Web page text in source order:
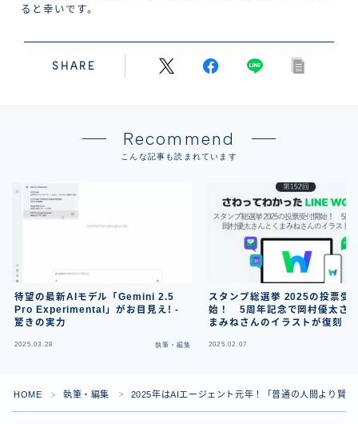
ると幸いです。
SHARE
Recommend
こんな記事も読まれています
待望の最新AIモデル「Gemini 2.5
Pro Experimental」がお目見え! -
驚きの実力
2025.03.28 執筆・編集
スタンプ総選挙 2025の投票受
始！ 5周年記念で岡村優太さ
まみねさんのイラストが復刻
2025.02.07
HOME ＞ 執筆・編集 ＞ 2025年はAIエージェント元年！「普通の人間より賢